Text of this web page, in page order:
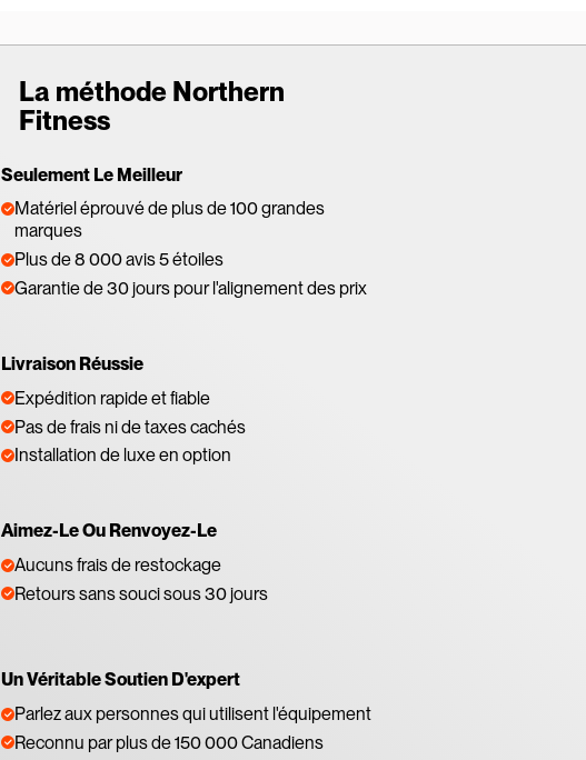
La méthode Northern
Fitness
Seulement Le Meilleur
Matériel éprouvé de plus de 100 grandes
marques
Plus de 8 000 avis 5 étoiles
Garantie de 30 jours pour l'alignement des prix
Livraison Réussie
Expédition rapide et fiable
Pas de frais ni de taxes cachés
Installation de luxe en option
Aimez-Le Ou Renvoyez-Le
Aucuns frais de restockage
Retours sans souci sous 30 jours
Un Véritable Soutien D'expert
Parlez aux personnes qui utilisent l'équipement
Reconnu par plus de 150 000 Canadiens